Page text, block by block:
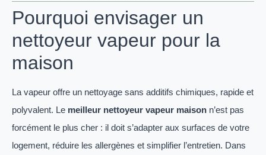
Pourquoi envisager un
nettoyeur vapeur pour la
maison
La vapeur offre un nettoyage sans additifs chimiques, rapide et
polyvalent. Le meilleur nettoyeur vapeur maison n’est pas
forcément le plus cher : il doit s’adapter aux surfaces de votre
logement, réduire les allergènes et simplifier l’entretien. Dans